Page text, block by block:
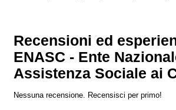
Recensioni ed
ENASC - Ente
Assistenza Sociale ai
Nessuna recensione. Recensisci per primo!